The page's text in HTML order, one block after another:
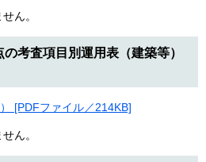
ん。
考査項目別運用表（建築等）
[PDFファイル／214KB]
ん。